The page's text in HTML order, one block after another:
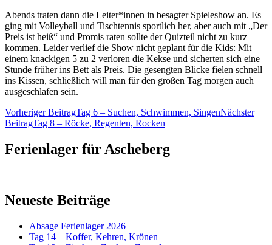
Abends traten dann die Leiter*innen in besagter Spieleshow an. Es
ging mit Volleyball und Tischtennis sportlich her, aber auch mit „Der
Preis ist heiß“ und Promis raten sollte der Quizteil nicht zu kurz
kommen. Leider verlief die Show nicht geplant für die Kids: Mit
einem knackigen 5 zu 2 verloren die Kekse und sicherten sich eine
Stunde früher ins Bett als Preis. Die gesengten Blicke fielen schnell
ins Kissen, schließlich will man für den großen Tag morgen auch
ausgeschlafen sein.
Beitragsnavigation
Vorheriger BeitragTag 6 – Suchen, Schwimmen, SingenNächster
BeitragTag 8 – Röcke, Regenten, Rocken
Ferienlager für Ascheberg
Neueste Beiträge
Absage Ferienlager 2026
Tag 14 – Koffer, Kehren, Krönen